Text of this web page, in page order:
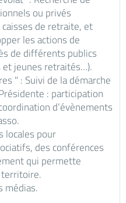
ou privés
de retraite, et
les actions de
de différents publics
jeunes retraités…).
" : Suivi de la démarche
: participation
d’évènements
locales pour
des conférences
qui permette
territoire.
médias.